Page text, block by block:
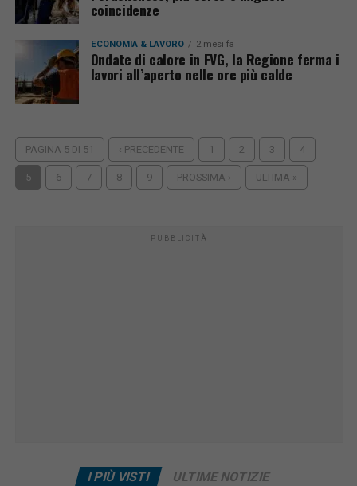
coincidenze
ECONOMIA & LAVORO 2 mesi fa
Ondate di calore in FVG, la Regione ferma i
lavori all’aperto nelle ore più calde
PAGINA 5 DI 51 ‹ PRECEDENTE 1 2 3 4
5 6 7 8 9 PROSSIMA › ULTIMA »
PUBBLICITÀ
I PIÙ VISTI ULTIME NOTIZIE